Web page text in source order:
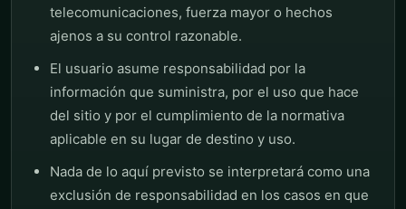
telecomunicaciones, fuerza mayor o hechos
ajenos a su control razonable.
El usuario asume responsabilidad por la
información que suministra, por el uso que hace
del sitio y por el cumplimiento de la normativa
aplicable en su lugar de destino y uso.
Nada de lo aquí previsto se interpretará como una
exclusión de responsabilidad en los casos en que